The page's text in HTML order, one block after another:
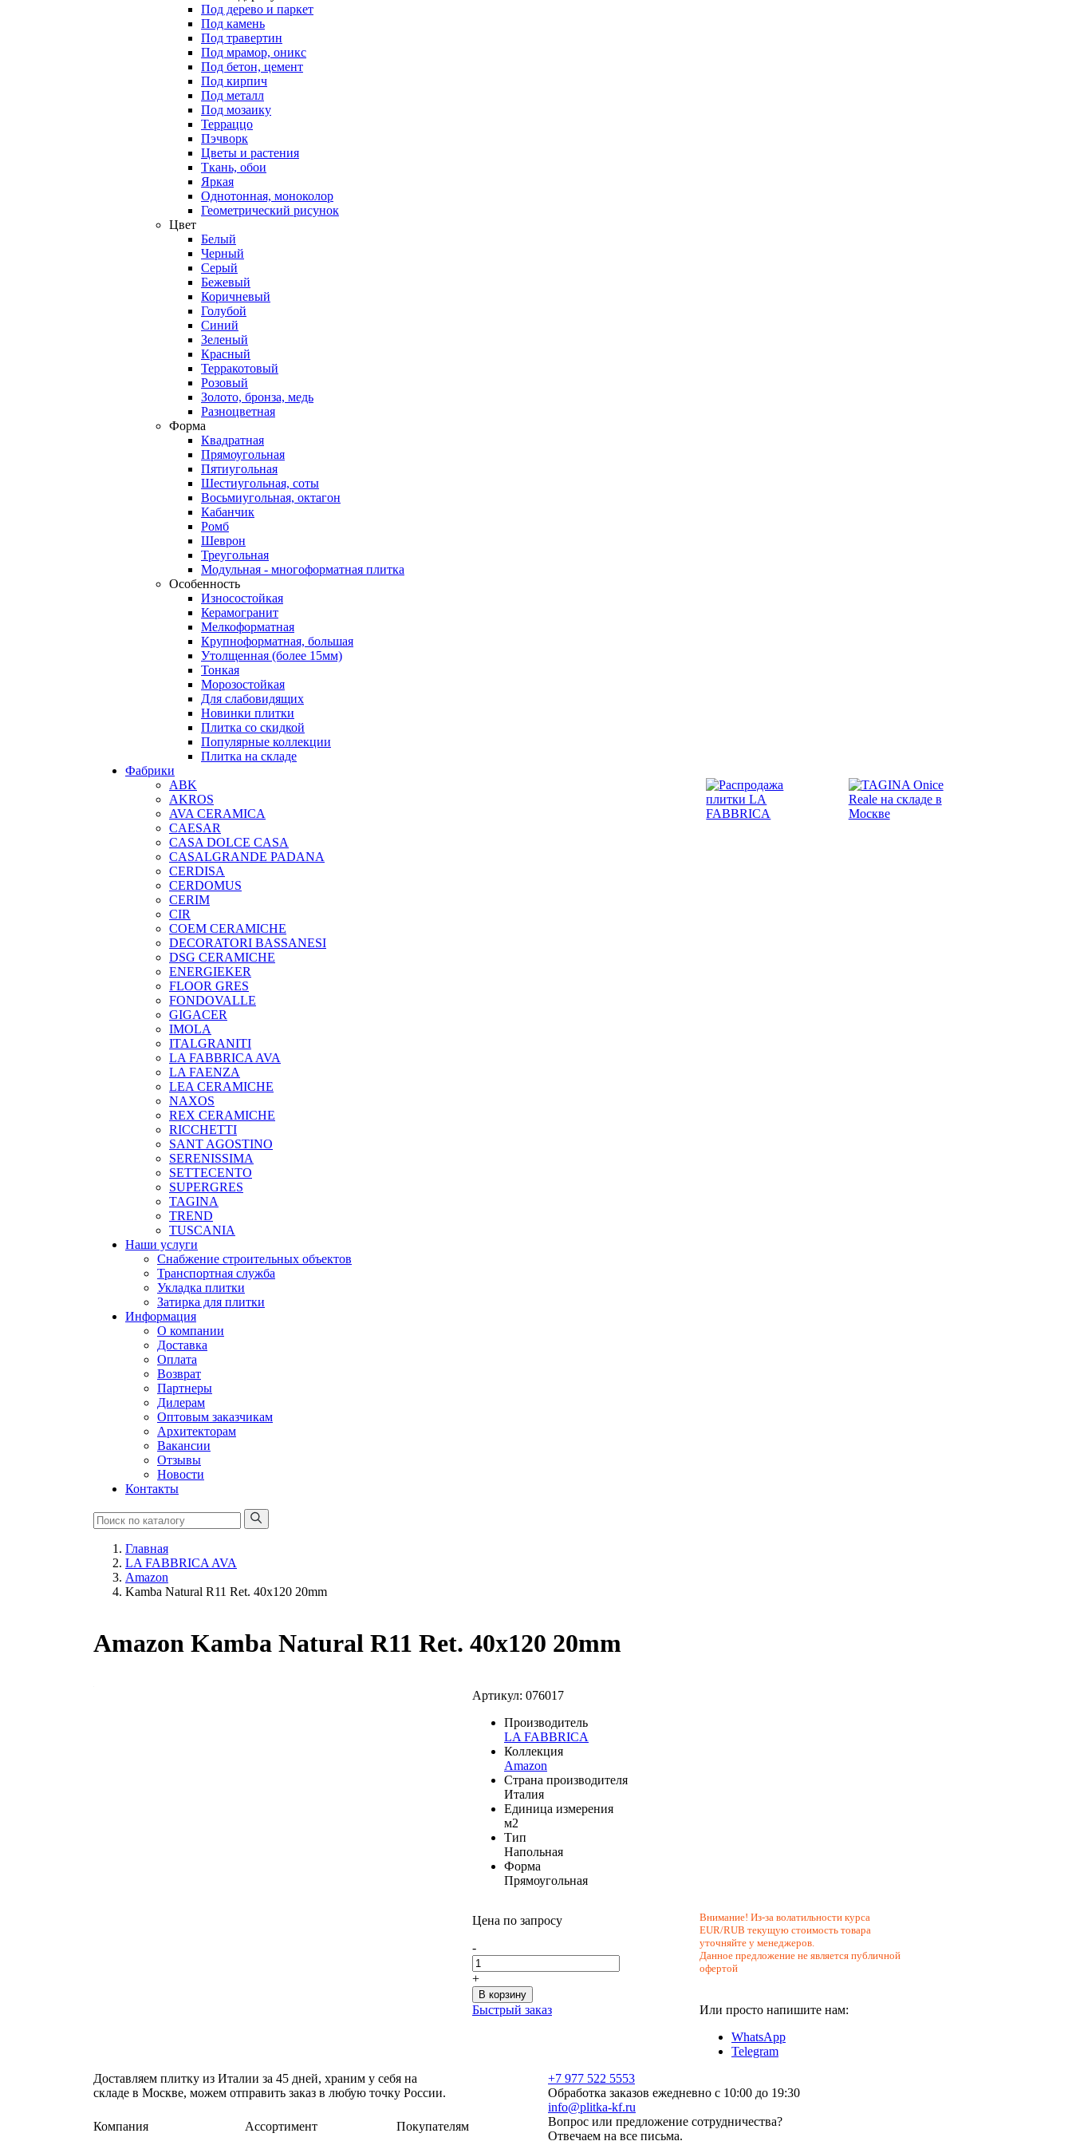
Под дерево и паркет
Под камень
Под травертин
Под мрамор, оникс
Под бетон, цемент
Под кирпич
Под металл
Под мозаику
Терраццо
Пэчворк
Цветы и растения
Ткань, обои
Яркая
Однотонная, моноколор
Геометрический рисунок
Цвет
Белый
Черный
Серый
Бежевый
Коричневый
Голубой
Синий
Зеленый
Красный
Терракотовый
Розовый
Золото, бронза, медь
Разноцветная
Форма
Квадратная
Прямоугольная
Пятиугольная
Шестиугольная, соты
Восьмиугольная, октагон
Кабанчик
Ромб
Шеврон
Треугольная
Модульная - многоформатная плитка
Особенность
Износостойкая
Керамогранит
Мелкоформатная
Крупноформатная, большая
Утолщенная (более 15мм)
Тонкая
Морозостойкая
Для слабовидящих
Новинки плитки
Плитка со скидкой
Популярные коллекции
Плитка на складе
Фабрики
ABK
AKROS
AVA CERAMICA
CAESAR
CASA DOLCE CASA
CASALGRANDE PADANA
CERDISA
CERDOMUS
CERIM
CIR
COEM CERAMICHE
DECORATORI BASSANESI
DSG CERAMICHE
ENERGIEKER
FLOOR GRES
FONDOVALLE
GIGACER
IMOLA
ITALGRANITI
LA FABBRICA AVA
LA FAENZA
LEA CERAMICHE
NAXOS
REX CERAMICHE
RICCHETTI
SANT AGOSTINO
SERENISSIMA
SETTECENTO
SUPERGRES
TAGINA
TREND
TUSCANIA
Наши услуги
Снабжение строительных объектов
Транспортная служба
Укладка плитки
Затирка для плитки
Информация
О компании
Доставка
Оплата
Возврат
Партнеры
Дилерам
Оптовым заказчикам
Архитекторам
Вакансии
Отзывы
Новости
Контакты
Главная
LA FABBRICA AVA
Amazon
Kamba Natural R11 Ret. 40x120 20mm
Amazon Kamba Natural R11 Ret. 40x120 20mm
Артикул: 076017
Производитель
LA FABBRICA
Коллекция
Amazon
Страна производителя
Италия
Единица измерения
м2
Тип
Напольная
Форма
Прямоугольная
Цена по запросу
-
+
В корзину
Внимание! Из-за волатильности курса
EUR/RUB текущую стоимость товара
уточняйте у менеджеров.
Данное предложение не является публичной
офертой
Быстрый заказ
Или просто напишите нам:
WhatsApp
Telegram
Доставляем плитку из Италии за 45 дней, храним у себя на
складе в Москве, можем отправить заказ в любую точку России.
Компания Ассортимент Покупателям
+7 977 522 5553
Обработка заказов ежедневно с 10:00 до 19:30
info@plitka-kf.ru
Вопрос или предложение сотрудничества?
Отвечаем на все письма.